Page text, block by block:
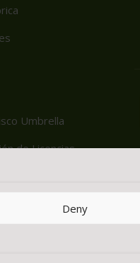
Deny
Umbrella
de Licencias